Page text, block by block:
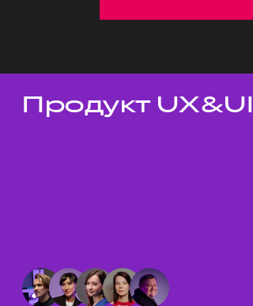
Темы докладов
Продукт UX&UI